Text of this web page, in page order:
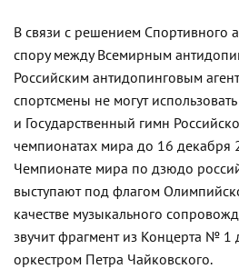
В связи с решением Спортивного
спору между Всемирным
Российским антидопинговым
спортсмены не могут
и Государственный гимн
чемпионатах мира до 16 декабря
Чемпионате мира по дзюдо
выступают под флагом
качестве музыкального
звучит фрагмент из Концерта № 1
оркестром Петра Чайковского.